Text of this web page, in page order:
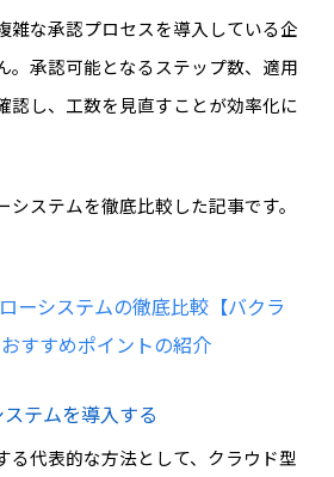
雑な承認プロセスを導入している企
。承認可能となるステップ数、適用
認し、工数を見直すことが効率化に
ステムを徹底比較した記事です。
ーシステムの徹底比較【バクラ
すすめポイントの紹介
テムを導入する
る代表的な方法として、クラウド型